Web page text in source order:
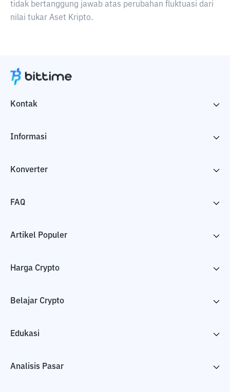
tidak bertanggung jawab atas perubahan fluktuasi dari
nilai tukar Aset Kripto.
Kontak
Informasi
Konverter
FAQ
Artikel Populer
Harga Crypto
Belajar Crypto
Edukasi
Analisis Pasar